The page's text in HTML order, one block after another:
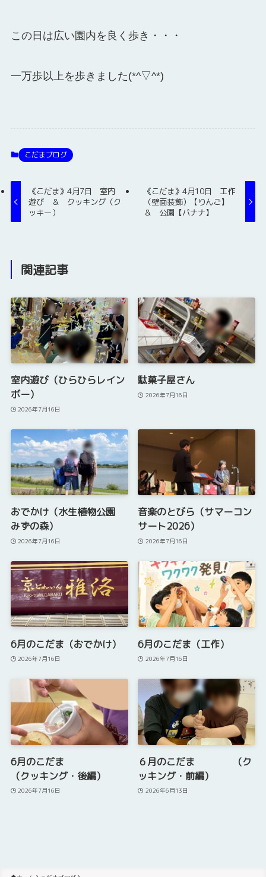
この日は広い園内を良く歩き・・・
一万歩以上を歩きました(*^▽^*)
こだまブログ
《こだま》4月7日 室内
遊び ＆ クッキング（ク
ッキー）
《こだま》4月10日 工作
（壁面装飾）【りんご】
＆ 公園【バナナ】
関連記事
室内遊び（ひらひらレイン
ボー）
2026年7月16日
駄菓子屋さん
2026年7月16日
おでかけ（水生植物公園
みずの森）
2026年7月16日
音楽のとびら（サマーコン
サート2026）
2026年7月16日
6月のこだま（おでかけ）
2026年7月16日
6月のこだま（工作）
2026年7月16日
6月のこだま
（クッキング・後編）
2026年7月16日
６月のこだま （ク
ッキング・前編）
2026年6月13日